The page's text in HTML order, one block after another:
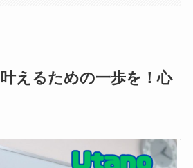
えるための一歩を！心